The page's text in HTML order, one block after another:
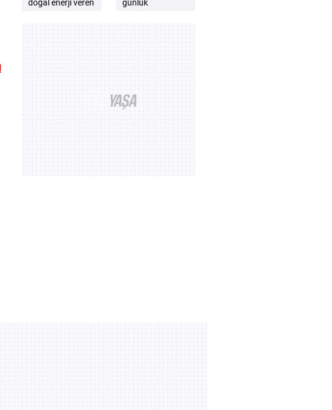
doğal enerji veren
Performansı
destekleyen besin
önerileri
günlük
yer almalıdır?